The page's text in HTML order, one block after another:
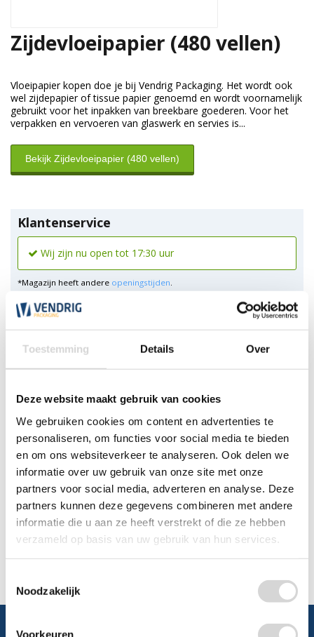
Toestemming Details Over
Deze website maakt gebruik van cookies
We gebruiken cookies om content en advertenties te
personaliseren, om functies voor social media te bieden
en om ons websiteverkeer te analyseren. Ook delen we
informatie over uw gebruik van onze site met onze
partners voor social media, adverteren en analyse. Deze
partners kunnen deze gegevens combineren met andere
informatie die u aan ze heeft verstrekt of die ze hebben
verzameld op basis van uw gebruik van hun services.
Noodzakelijk
Voorkeuren
Zijdevloeipapier (480 vellen)
Vloeipapier kopen doe je bij Vendrig Packaging. Het wordt ook
wel zijdepapier of tissue papier genoemd en wordt voornamelijk
gebruikt voor het inpakken van breekbare goederen. Voor het
verpakken en vervoeren van glaswerk en servies is...
Bekijk Zijdevloeipapier (480 vellen)
Klantenservice
Wij zijn nu open tot 17:30 uur
*Magazijn heeft andere openingstijden.
WhatsApp 0348 479195
Mailen
Offerte aanvragen Vraag een speciale prijs op bij ons, wij
kijken naar de mogelijkheden.